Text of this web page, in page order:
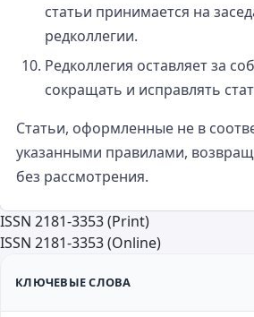
статьи принимается на
редколлегии.
Редколлегия оставляет за
сокращать и исправлять
Статьи, оформленные не в
указанными правилами,
без рассмотрения.
ISSN 2181-3353 (Print)
ISSN 2181-3353 (Online)
КЛЮЧЕВЫЕ СЛОВА